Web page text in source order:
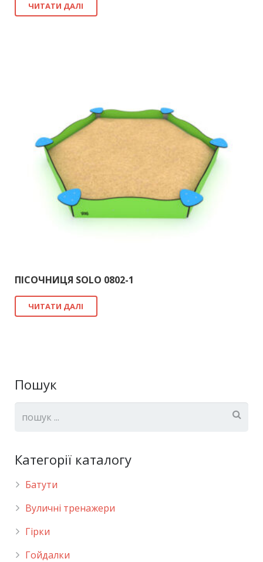
ЧИТАТИ ДАЛІ
ПІСОЧНИЦЯ SOLO 0802-1
ЧИТАТИ ДАЛІ
Пошук
Категорії каталогу
Батути
Вуличні тренажери
Гірки
Гойдалки